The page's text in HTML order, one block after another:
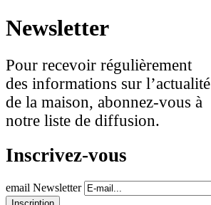
Newsletter
Pour recevoir régulièrement
des informations sur l’actualité
de la maison, abonnez-vous à
notre liste de diffusion.
Inscrivez-vous
email Newsletter